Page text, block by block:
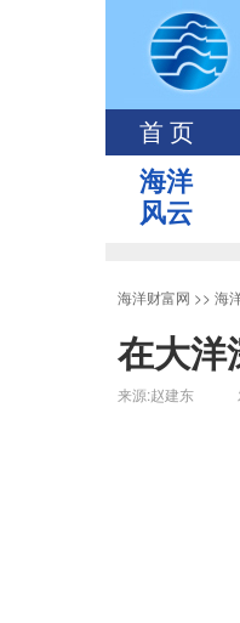
首 页
海洋
风云
海洋财富网 >> 海
在大
来源:赵建东 发